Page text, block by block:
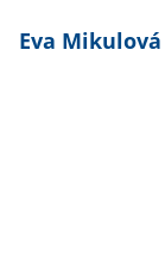
Eva Mikulová